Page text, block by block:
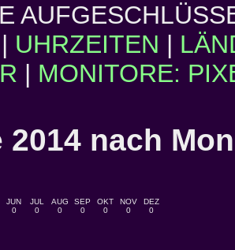
| UHRZEITEN |
| MONITORE:
2014 nach
JUN
0
JUL
0
AUG
0
SEP
0
OKT
0
NOV
0
DEZ
0